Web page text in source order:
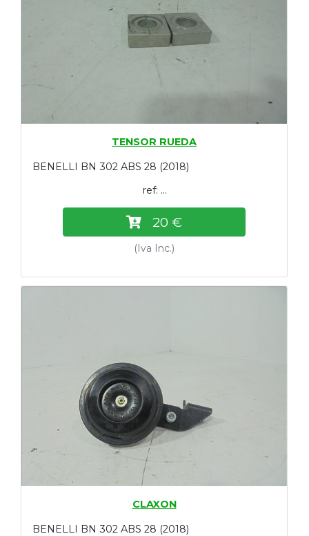
TENSOR RUEDA
BENELLI BN 302 ABS 28 (2018)
ref: ...
20 €
(Iva Inc.)
CLAXON
BENELLI BN 302 ABS 28 (2018)